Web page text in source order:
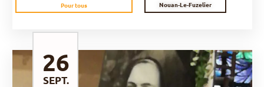
Pour tous Nouan-Le-Fuzelier
SEPT.
26